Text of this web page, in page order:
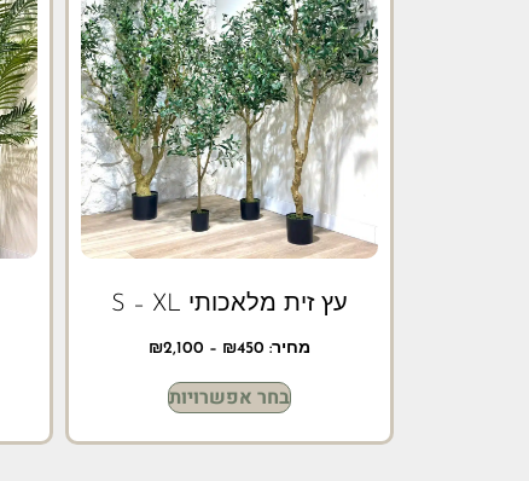
עץ זית מלאכותי S – XL
מחיר: ₪450
–
₪2,100
בחר אפשרויות